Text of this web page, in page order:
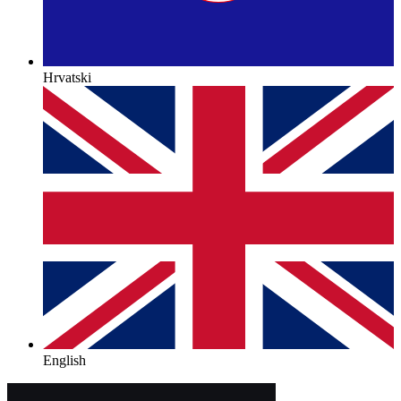
Hrvatski
English